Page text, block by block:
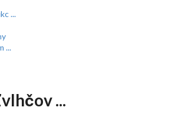
...
...
...